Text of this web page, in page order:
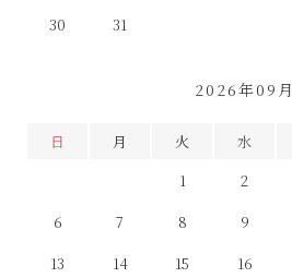
30
31
2026年09月
日 月 火 水
1
2
6
7 8 9
13
14 15 16